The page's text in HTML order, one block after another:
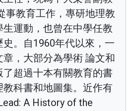
事教育工作，專研地理教
運動，也曾在中學任教
。自1960年代以來，一
，大部分為學術 論文和
超過十本有關教育的書
科書和地圖集。近作有
A History of the